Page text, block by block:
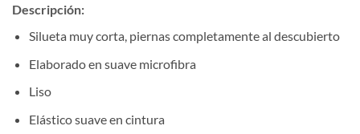
Descripción:
Silueta muy corta, piernas completamente al descubierto
Elaborado en suave microfibra
Liso
Elástico suave en cintura